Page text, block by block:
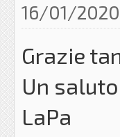
16/01/
Grazie
Un
LaPa